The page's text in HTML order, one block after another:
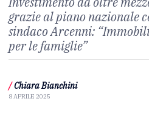
grazie al piano nazionale
sindaco Arcenni:
per le famiglie”
/ Chiara Bianchini
8 APRILE 2025